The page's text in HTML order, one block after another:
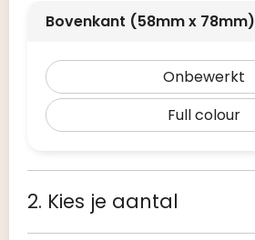
Bovenkant (58mm x 78mm)
Onbewerkt
Full colour
2. Kies je aantal